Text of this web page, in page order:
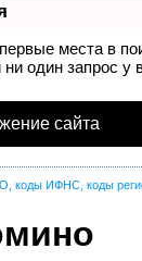
места в
один запрос у
сайта
коды ИФНС, коды